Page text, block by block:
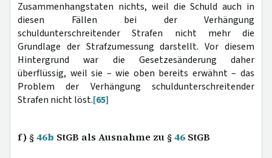
Zusammenhangstaten nichts, weil die Schuld auch in
diesen Fällen bei der Verhängung
schuldunterschreitender Strafen nicht mehr die
Grundlage der Strafzumessung darstellt. Vor diesem
Hintergrund war die Gesetzesänderung daher
überflüssig, weil sie – wie oben bereits erwähnt – das
Problem der Verhängung schuldunterschreitender
Strafen nicht löst.[65]
f) § 46b StGB als Ausnahme zu § 46 StGB